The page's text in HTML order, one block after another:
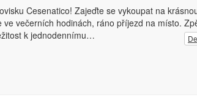
Cesenatico! Zajeďte se vykoupat na
večerních hodinách, ráno příjezd na místo.
k jednodennímu…